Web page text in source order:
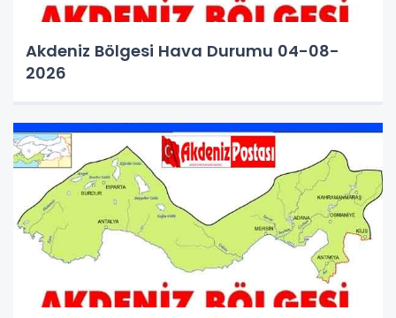
Akdeniz Bölgesi Hava Durumu 04-08-
2026